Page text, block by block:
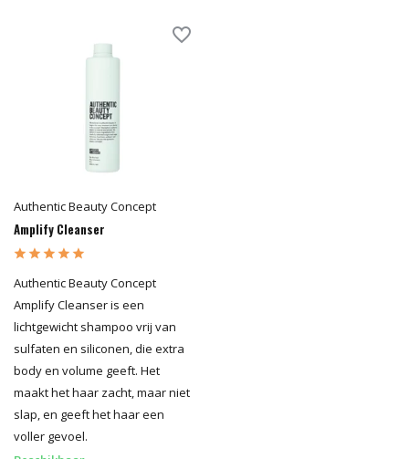
Authentic Beauty Concept
Amplify Cleanser
Authentic Beauty Concept
Amplify Cleanser is een
lichtgewicht shampoo vrij van
sulfaten en siliconen, die extra
body en volume geeft. Het
maakt het haar zacht, maar niet
slap, en geeft het haar een
voller gevoel.